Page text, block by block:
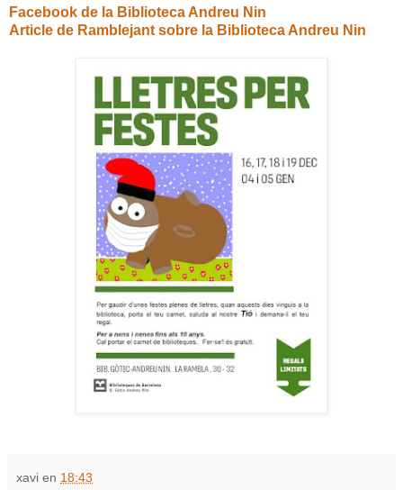
Facebook de la Biblioteca Andreu Nin
Article de Ramblejant sobre la Biblioteca Andreu Nin
xavi en 18:43